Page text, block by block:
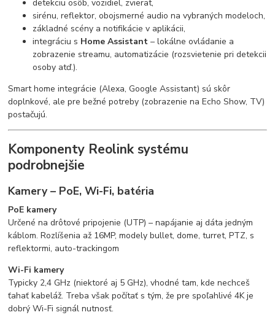
detekciu osôb, vozidiel, zvierat,
sirénu, reflektor, obojsmerné audio na vybraných modeloch,
základné scény a notifikácie v aplikácii,
integráciu s Home Assistant – lokálne ovládanie a
zobrazenie streamu, automatizácie (rozsvietenie pri detekcii
osoby atď.).
Smart home integrácie (Alexa, Google Assistant) sú skôr
doplnkové, ale pre bežné potreby (zobrazenie na Echo Show, TV)
postačujú.
Komponenty Reolink systému
podrobnejšie
Kamery – PoE, Wi-Fi, batéria
PoE kamery
Určené na drôtové pripojenie (UTP) – napájanie aj dáta jedným
káblom. Rozlíšenia až 16MP, modely bullet, dome, turret, PTZ, s
reflektormi, auto-trackingom
Wi-Fi kamery
Typicky 2,4 GHz (niektoré aj 5 GHz), vhodné tam, kde nechceš
ťahať kabeláž. Treba však počítať s tým, že pre spoľahlivé 4K je
dobrý Wi-Fi signál nutnosť.